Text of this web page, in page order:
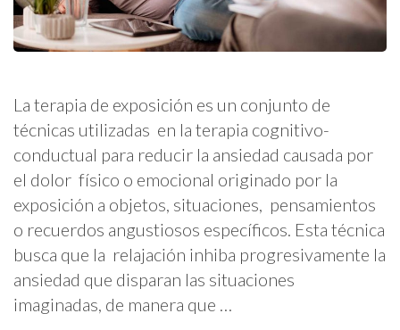
La terapia de exposición es un conjunto de
técnicas utilizadas en la terapia cognitivo-
conductual para reducir la ansiedad causada por
el dolor físico o emocional originado por la
exposición a objetos, situaciones, pensamientos
o recuerdos angustiosos específicos. Esta técnica
busca que la relajación inhiba progresivamente la
ansiedad que disparan las situaciones
imaginadas, de manera que …